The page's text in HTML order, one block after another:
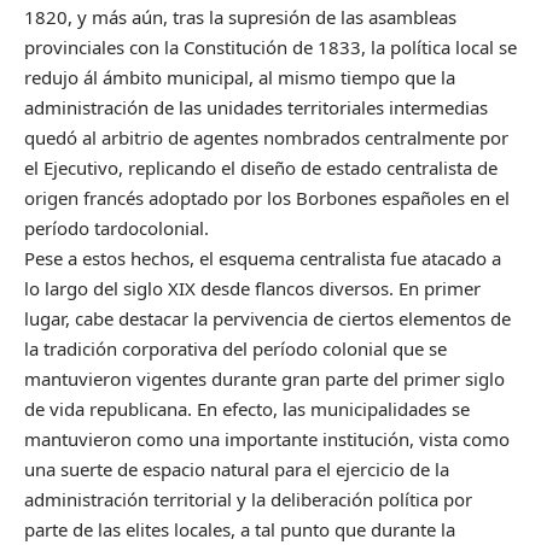
1820, y más aún, tras la supresión de las asambleas
provinciales con la Constitución de 1833, la política local se
redujo ál ámbito municipal, al mismo tiempo que la
administración de las unidades territoriales intermedias
quedó al arbitrio de agentes nombrados centralmente por
el Ejecutivo, replicando el diseño de estado centralista de
origen francés adoptado por los Borbones españoles en el
período tardocolonial.
Pese a estos hechos, el esquema centralista fue atacado a
lo largo del siglo XIX desde flancos diversos. En primer
lugar, cabe destacar la pervivencia de ciertos elementos de
la tradición corporativa del período colonial que se
mantuvieron vigentes durante gran parte del primer siglo
de vida republicana. En efecto, las municipalidades se
mantuvieron como una importante institución, vista como
una suerte de espacio natural para el ejercicio de la
administración territorial y la deliberación política por
parte de las elites locales, a tal punto que durante la